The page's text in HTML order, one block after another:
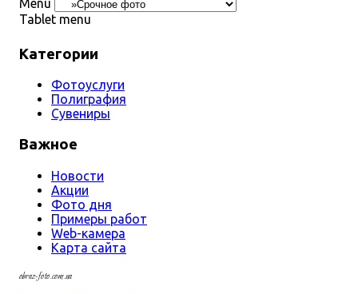
Menu
Tablet menu
Категории
Фотоуслуги
Полиграфия
Сувениры
Важное
Новости
Акции
Фото дня
Примеры работ
Web-камера
Карта сайта
obraz-foto.com.ua